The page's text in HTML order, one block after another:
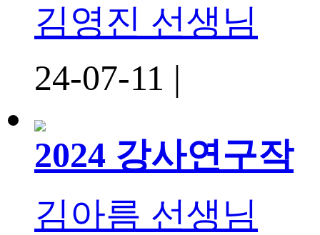
김영진 선생님
24-07-11 |
2024 강사연구작
김아름 선생님